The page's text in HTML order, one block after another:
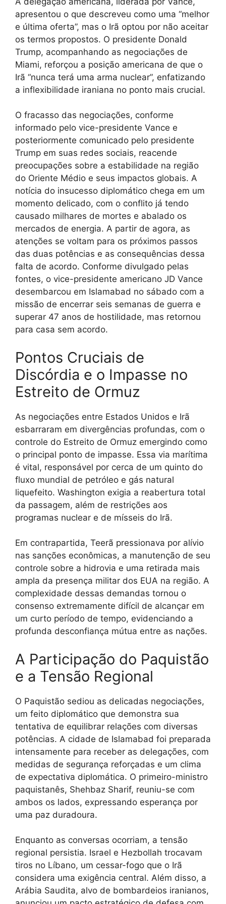
apresentou o que descreveu como uma “melhor
e última oferta”, mas o Irã optou por não aceitar
os termos propostos. O presidente Donald
Trump, acompanhando as negociações de
Miami, reforçou a posição americana de que o
Irã “nunca terá uma arma nuclear”, enfatizando
a inflexibilidade iraniana no ponto mais crucial.
O fracasso das negociações, conforme
informado pelo vice-presidente Vance e
posteriormente comunicado pelo presidente
Trump em suas redes sociais, reacende
preocupações sobre a estabilidade na região
do Oriente Médio e seus impactos globais. A
notícia do insucesso diplomático chega em um
momento delicado, com o conflito já tendo
causado milhares de mortes e abalado os
mercados de energia. A partir de agora, as
atenções se voltam para os próximos passos
das duas potências e as consequências dessa
falta de acordo. Conforme divulgado pelas
fontes, o vice-presidente americano JD Vance
desembarcou em Islamabad no sábado com a
missão de encerrar seis semanas de guerra e
superar 47 anos de hostilidade, mas retornou
para casa sem acordo.
Pontos Cruciais de
Discórdia e o Impasse no
Estreito de Ormuz
As negociações entre Estados Unidos e Irã
esbarraram em divergências profundas, com o
controle do Estreito de Ormuz emergindo como
o principal ponto de impasse. Essa via marítima
é vital, responsável por cerca de um quinto do
fluxo mundial de petróleo e gás natural
liquefeito. Washington exigia a reabertura total
da passagem, além de restrições aos
programas nuclear e de mísseis do Irã.
Em contrapartida, Teerã pressionava por alívio
nas sanções econômicas, a manutenção de seu
controle sobre a hidrovia e uma retirada mais
ampla da presença militar dos EUA na região. A
complexidade dessas demandas tornou o
consenso extremamente difícil de alcançar em
um curto período de tempo, evidenciando a
profunda desconfiança mútua entre as nações.
A Participação do Paquistão
e a Tensão Regional
O Paquistão sediou as delicadas negociações,
um feito diplomático que demonstra sua
tentativa de equilibrar relações com diversas
potências. A cidade de Islamabad foi preparada
intensamente para receber as delegações, com
medidas de segurança reforçadas e um clima
de expectativa diplomática. O primeiro-ministro
paquistanês, Shehbaz Sharif, reuniu-se com
ambos os lados, expressando esperança por
uma paz duradoura.
Enquanto as conversas ocorriam, a tensão
regional persistia. Israel e Hezbollah trocavam
tiros no Líbano, um cessar-fogo que o Irã
considera uma exigência central. Além disso, a
Arábia Saudita, alvo de bombardeios iranianos,